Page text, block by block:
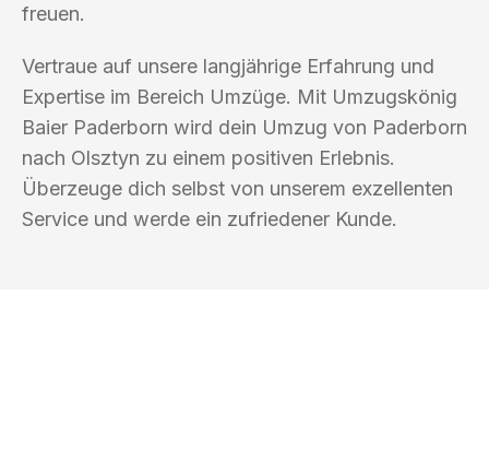
freuen.
Vertraue auf unsere langjährige Erfahrung und
Expertise im Bereich Umzüge. Mit Umzugskönig
Baier Paderborn wird dein Umzug von Paderborn
nach Olsztyn zu einem positiven Erlebnis.
Überzeuge dich selbst von unserem exzellenten
Service und werde ein zufriedener Kunde.